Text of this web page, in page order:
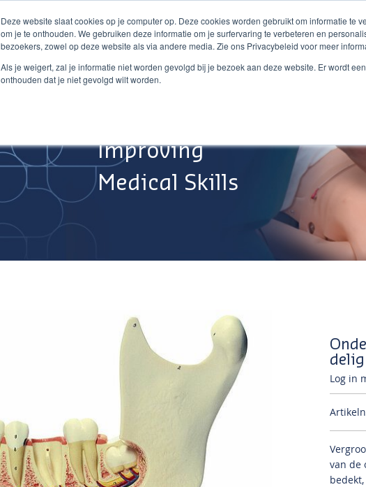
Deze website slaat cookies op je computer op. Deze cookies worden gebruikt om informatie te
om je te onthouden. We gebruiken deze informatie om je surfervaring te verbeteren en
bezoekers, zowel op deze website als via andere media. Zie ons Privacybeleid voor meer
Als je weigert, zal je informatie niet worden gevolgd bij je bezoek aan deze website. Er wordt
onthouden dat je niet gevolgd wilt worden.
Improving
Medical Skills
delig
Log in
van de